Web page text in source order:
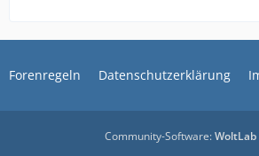
Forenregeln Datenschutzerklärung
Community-Software: